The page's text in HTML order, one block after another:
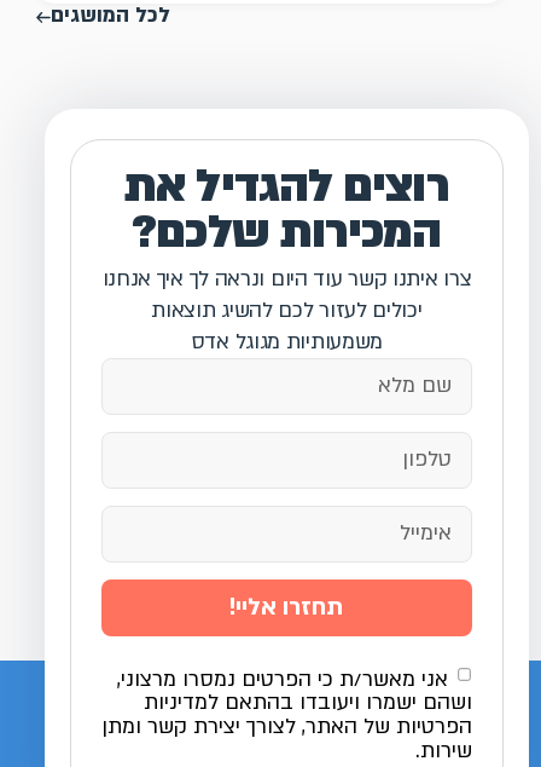
לכל המושגים
רוצים להגדיל את
המכירות שלכם?
צרו איתנו קשר עוד היום ונראה לך איך אנחנו
יכולים לעזור לכם להשיג תוצאות
משמעותיות מגוגל אדס
אני מאשר/ת כי הפרטים נמסרו מרצוני,
ושהם ישמרו ויעובדו בהתאם למדיניות
הפרטיות של האתר, לצורך יצירת קשר ומתן
שירות.
תחזרו אליי!